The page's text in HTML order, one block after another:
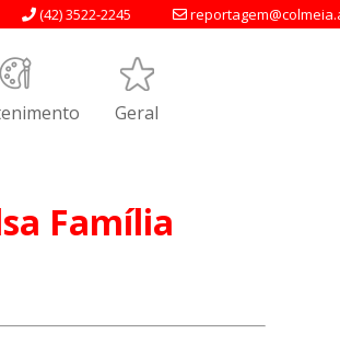
(42) 3522-2245
Geral
Família